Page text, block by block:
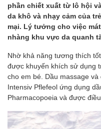
phần chiết xuất từ lô hội
da khô và nhạy cảm của
mại. Lý tưởng cho việc
nhàng khu vực da quanh
Nhờ khả năng tương thích
được khuyến khích sử dụng
cho em bé. Dầu massage
Intensiv Pflefeol ứng dụng
Pharmacopoeia và được